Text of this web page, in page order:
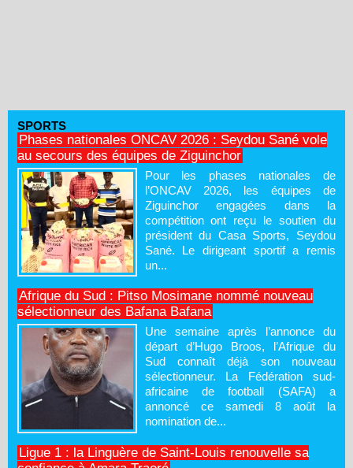
SPORTS
Phases nationales ONCAV 2026 : Seydou Sané vole
au secours des équipes de Ziguinchor
Pour les phases nationales de
l’ONCAV 2026, les équipes de
Ziguinchor engagées dans la
compétition ont reçu le soutien du
président du Casa Sports, Seydou
Sané. Le dirigeant sportif a remis
un...
Afrique du Sud : Pitso Mosimane nommé nouveau
sélectionneur des Bafana Bafana
Une semaine après l’annonce du
départ d’Hugo Broos, l’Afrique du
Sud connaît déjà son nouveau
sélectionneur. La Fédération sud-
africaine de football (SAFA) a
annoncé ce samedi 8 août la
nomination de...
Ligue 1 : la Linguère de Saint-Louis renouvelle sa